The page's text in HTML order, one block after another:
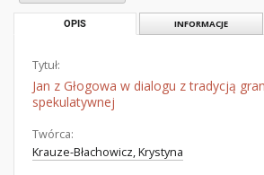
OPIS INFORMACJE
Tytuł:
Jan z Głogowa w dialogu z tradycją
spekulatywnej
Twórca:
Krauze-Błachowicz, Krystyna